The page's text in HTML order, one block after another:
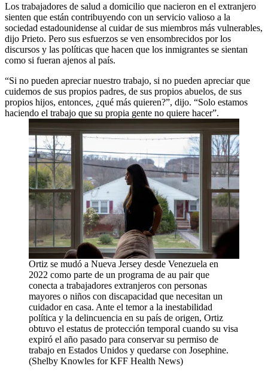
Los trabajadores de salud a domicilio que nacieron en el extranjero
sienten que están contribuyendo con un servicio valioso a la
sociedad estadounidense al cuidar de sus miembros más vulnerables,
dijo Prieto. Pero sus esfuerzos se ven ensombrecidos por los
discursos y las políticas que hacen que los inmigrantes se sientan
como si fueran ajenos al país.
“Si no pueden apreciar nuestro trabajo, si no pueden apreciar que
cuidemos de sus propios padres, de sus propios abuelos, de sus
propios hijos, entonces, ¿qué más quieren?”, dijo. “Solo estamos
haciendo el trabajo que su propia gente no quiere hacer”.
Ortiz se mudó a Nueva Jersey desde Venezuela en
2022 como parte de un programa de au pair que
conecta a trabajadores extranjeros con personas
mayores o niños con discapacidad que necesitan un
cuidador en casa. Ante el temor a la inestabilidad
política y la delincuencia en su país de origen, Ortiz
obtuvo el estatus de protección temporal cuando su visa
expiró el año pasado para conservar su permiso de
trabajo en Estados Unidos y quedarse con Josephine.
(Shelby Knowles for KFF Health News)